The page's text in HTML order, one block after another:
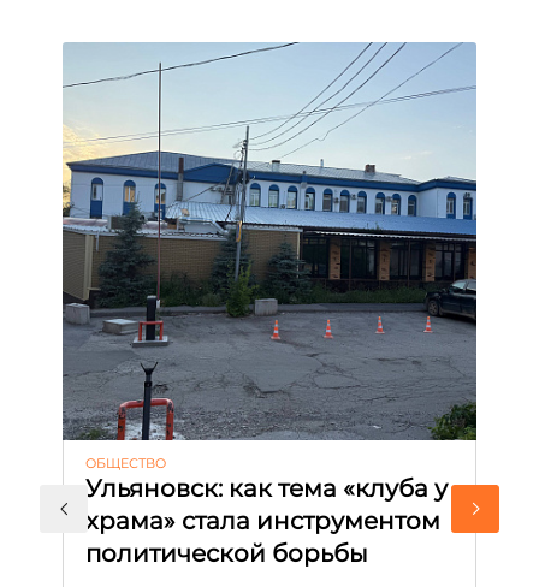
ОБЩЕСТВО
Ульяновск: как тема «клуба у
храма» стала инструментом
политической борьбы